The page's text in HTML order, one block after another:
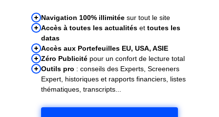
Navigation 100% illimitée sur tout le site
Accès à toutes les actualités et toutes les
datas
Accès aux Portefeuilles EU, USA, ASIE
Zéro Publicité pour un confort de lecture total
Outils pro : conseils des Experts, Screeners
Expert, historiques et rapports financiers, listes
thématiques, transcripts...